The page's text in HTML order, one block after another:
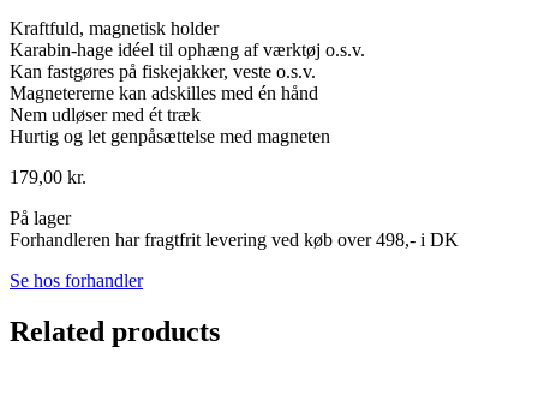
Kraftfuld, magnetisk holder
Karabin-hage idéel til ophæng af værktøj o.s.v.
Kan fastgøres på fiskejakker, veste o.s.v.
Magnetererne kan adskilles med én hånd
Nem udløser med ét træk
Hurtig og let genpåsættelse med magneten
179,00 kr.
På lager
Forhandleren har fragtfrit levering ved køb over 498,- i DK
Se hos forhandler
Related products